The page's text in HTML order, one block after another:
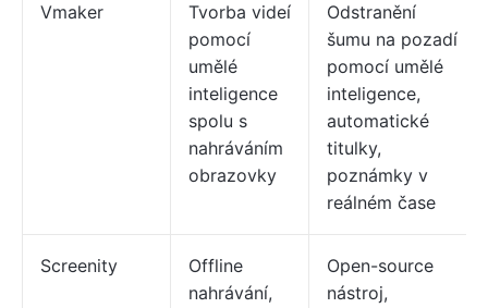
Vmaker
Tvorba videí
pomocí
umělé
inteligence
spolu s
nahráváním
obrazovky
Odstranění
šumu na pozadí
pomocí umělé
inteligence,
automatické
titulky,
poznámky v
reálném čase
Screenity
Offline
nahrávání,
Open-source
nástroj,